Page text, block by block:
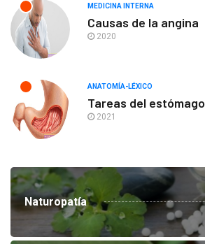
MEDICINA INTERNA
Causas de la angina
2020
ANATOMÍA-LÉXICO
Tareas del estómago
2021
Naturopatía